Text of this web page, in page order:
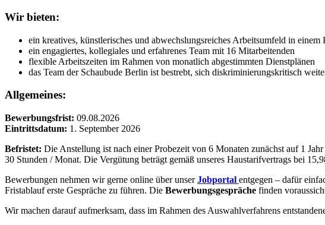
Wir bieten:
ein kreatives, künstlerisches und abwechslungsreiches Arbeitsumfeld in
ein engagiertes, kollegiales und erfahrenes Team mit 16 Mitarbeitenden
flexible Arbeitszeiten im Rahmen von monatlich abgestimmten Dienstplänen
das Team der Schaubude Berlin ist bestrebt, sich diskriminierungskritisch
Allgemeines:
Bewerbungsfrist: 09.08.2026
Eintrittsdatum: 1. September 2026
Befristet: Die Anstellung ist nach einer Probezeit von 6 Monaten zunächst auf 1
30 Stunden / Monat. Die Vergütung beträgt gemäß unseres Haustarifvertrags bei
Bewerbungen nehmen wir gerne online über unserJobportal entgegen – dafür
Fristablauf erste Gespräche zu führen. Die Bewerbungsgespräche finden
Wir machen darauf aufmerksam, dass im Rahmen des Auswahlverfahrens